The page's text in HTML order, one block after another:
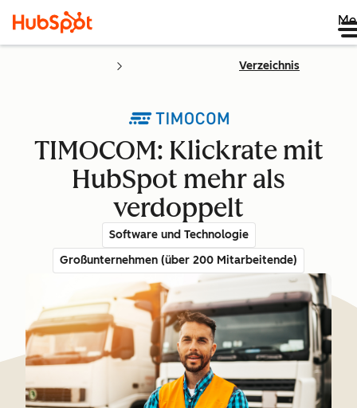
Verzeichnis
TIMOCOM: Klickrate mit
HubSpot mehr als
verdoppelt
Software und Technologie
Großunternehmen (über 200 Mitarbeitende)